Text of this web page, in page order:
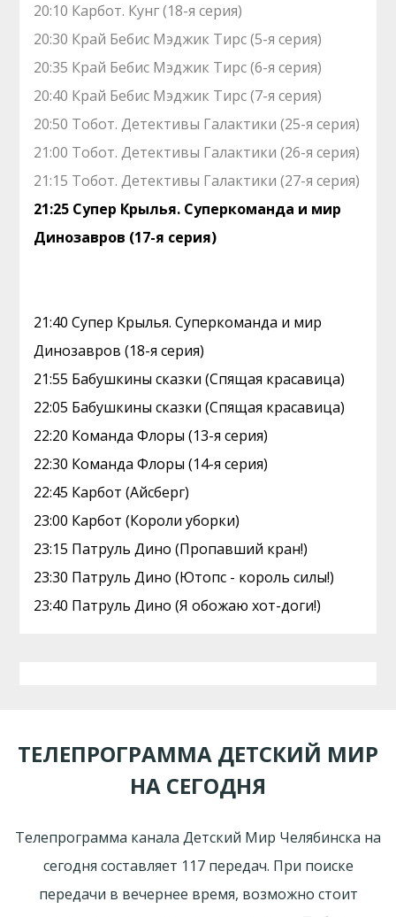
20:10 Карбот. Кунг (18-я серия)
20:30 Край Бебис Мэджик Тирс (5-я серия)
20:35 Край Бебис Мэджик Тирс (6-я серия)
20:40 Край Бебис Мэджик Тирс (7-я серия)
20:50 Тобот. Детективы Галактики (25-я серия)
21:00 Тобот. Детективы Галактики (26-я серия)
21:15 Тобот. Детективы Галактики (27-я серия)
21:25 Супер Крылья. Суперкоманда и мир
Динозавров (17-я серия)
21:40 Супер Крылья. Суперкоманда и мир
Динозавров (18-я серия)
21:55 Бабушкины сказки (Спящая красавица)
22:05 Бабушкины сказки (Спящая красавица)
22:20 Команда Флоры (13-я серия)
22:30 Команда Флоры (14-я серия)
22:45 Карбот (Айсберг)
23:00 Карбот (Короли уборки)
23:15 Патруль Дино (Пропавший кран!)
23:30 Патруль Дино (Ютопс - король силы!)
23:40 Патруль Дино (Я обожаю хот-доги!)
ТЕЛЕПРОГРАММА ДЕТСКИЙ МИР
НА СЕГОДНЯ
Телепрограмма канала Детский Мир Челябинска на
сегодня составляет 117 передач. При поиске
передачи в вечернее время, возможно стоит